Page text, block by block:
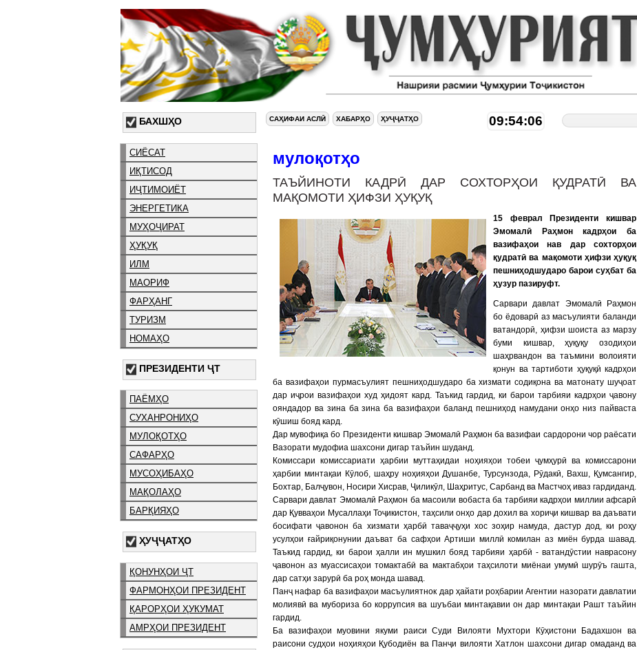
БАХШҲО
СИЁСАТ
ИҚТИСОД
ИҶТИМОИЁТ
ЭНЕРГЕТИКА
МУҲОҶИРАТ
ҲУҚУҚ
ИЛМ
МАОРИФ
ФАРҲАНГ
ТУРИЗМ
НОМАҲО
ПРЕЗИДЕНТИ ҶТ
ПАЁМҲО
СУХАНРОНИҲО
МУЛОҚОТҲО
САФАРҲО
МУСОҲИБАҲО
МАҚОЛАҲО
БАРҚИЯҲО
ҲУҶҶАТҲО
ҚОНУНҲОИ ҶТ
ФАРМОНҲОИ ПРЕЗИДЕНТ
ҚАРОРҲОИ ҲУКУМАТ
АМРҲОИ ПРЕЗИДЕНТ
САҲИФАИ АСЛӢ ХАБАРҲО ҲУҶҶАТҲО 09:54:07
мулоқотҳо
ТАЪЙИНОТИ КАДРӢ ДАР СОХТОРҲОИ ҚУДРАТӢ ВА
МАҚОМОТИ ҲИФЗИ ҲУҚУҚ
15 феврал Президенти кишвар
Эмомалӣ Раҳмон кадрҳои ба
вазифаҳои нав дар сохторҳои
қудратӣ ва мақомоти ҳифзи ҳуқуқ
пешниҳодшударо барои суҳбат ба
ҳузур пазируфт.
Сарвари давлат Эмомалӣ Раҳмон
бо ёдоварӣ аз масъулияти баланди
ватандорӣ, ҳифзи шоиста аз марзу
буми кишвар, ҳуқуқу озодиҳои
шаҳрвандон ва таъмини волоияти
қонун ва тартиботи ҳуқуқӣ кадрҳои
ба вазифаҳои пурмасъулият пешниҳодшударо ба хизмати содиқона ва матонату шуҷоат
дар иҷрои вазифаҳои худ ҳидоят кард. Таъкид гардид, ки барои тарбияи кадрҳои ҷавону
ояндадор ва зина ба зина ба вазифаҳои баланд пешниҳод намудани онҳо низ пайваста
кӯшиш бояд кард.
Дар мувофиқа бо Президенти кишвар Эмомалӣ Раҳмон ба вазифаи сардорони чор раёсати
Вазорати мудофиа шахсони дигар таъйин шуданд.
Комиссари комиссариати ҳарбии муттаҳидаи ноҳияҳои тобеи ҷумҳурӣ ва комиссарони
ҳарбии минтақаи Кӯлоб, шаҳру ноҳияҳои Душанбе, Турсунзода, Рӯдакӣ, Вахш, Қумсангир,
Бохтар, Балҷувон, Носири Хисрав, Ҷиликӯл, Шаҳритус, Сарбанд ва Мастчоҳ иваз гардиданд.
Сарвари давлат Эмомалӣ Раҳмон ба масоили вобаста ба тарбияи кадрҳои миллии афсарӣ
дар Қувваҳои Мусаллаҳи Тоҷикистон, таҳсили онҳо дар дохил ва хориҷи кишвар ва даъвати
босифати ҷавонон ба хизмати ҳарбӣ таваҷҷуҳи хос зоҳир намуда, дастур дод, ки роҳу
усулҳои ғайриқонунии даъват ба сафҳои Артиши миллӣ комилан аз миён бурда шавад.
Таъкид гардид, ки барои ҳалли ин мушкил бояд тарбияи ҳарбӣ - ватандӯстии наврасону
ҷавонон аз муассисаҳои томактабӣ ва мактабҳои таҳсилоти миёнаи умумӣ шурӯъ гашта,
дар сатҳи зарурӣ ба роҳ монда шавад.
Панҷ нафар ба вазифаҳои масъулиятнок дар ҳайати роҳбарии Агентии назорати давлатии
молиявӣ ва мубориза бо коррупсия ва шуъбаи минтақавии он дар минтақаи Рашт таъйин
гардид.
Ба вазифаҳои муовини якуми раиси Суди Вилояти Мухтори Кӯҳистони Бадахшон ва
раисони судҳои ноҳияҳои Қубодиён ва Панҷи вилояти Хатлон шахсони дигар омаданд ва